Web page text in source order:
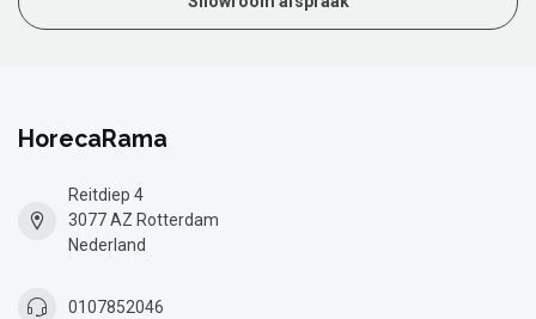
HorecaRama
Reitdiep 4
3077 AZ Rotterdam
Nederland
0107852046